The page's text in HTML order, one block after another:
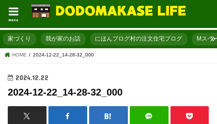
menu
家づくり 我が家のお話 にほんブログ村の注文住宅ブログ Mスペ
HOME 2024-12-22_14-28-32_000
2024.12.22
2024-12-22_14-28-32_000